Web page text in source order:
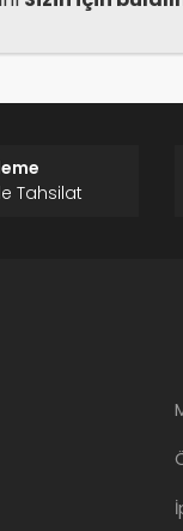
Tahsilat